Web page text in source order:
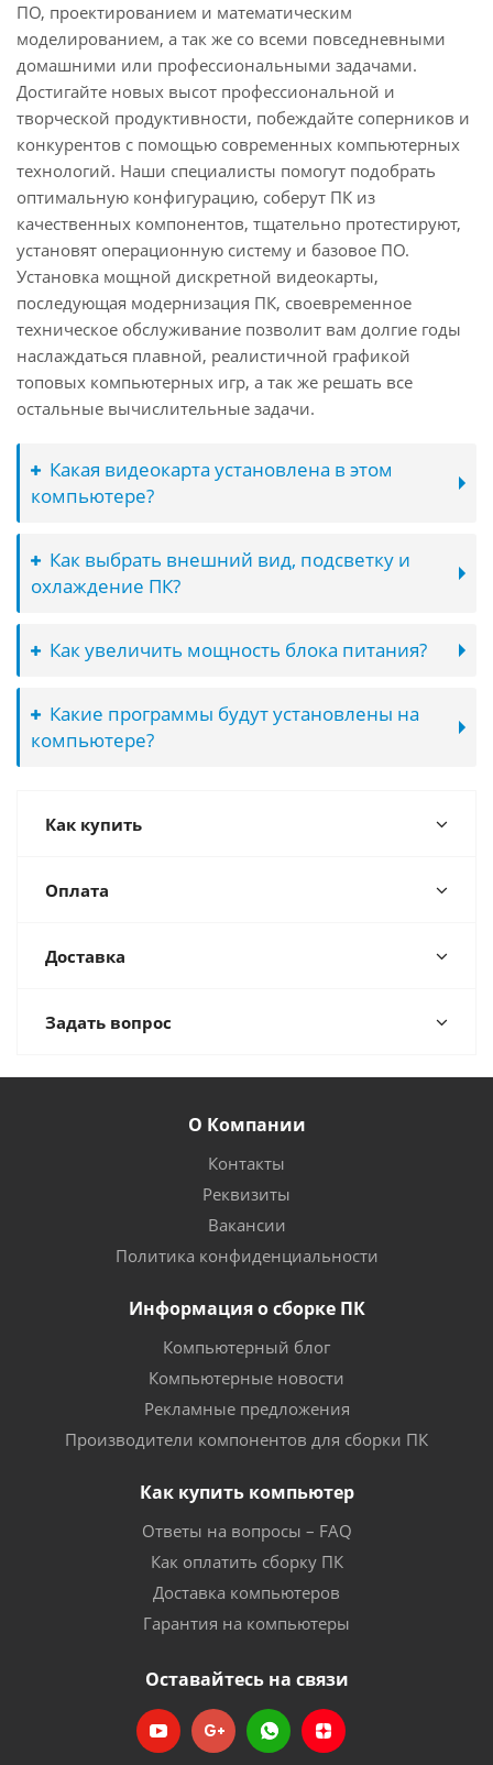
ПО, проектированием и математическим
моделированием, а так же со всеми повседневными
домашними или профессиональными задачами.
Достигайте новых высот профессиональной и
творческой продуктивности, побеждайте соперников и
конкурентов с помощью современных компьютерных
технологий. Наши специалисты помогут подобрать
оптимальную конфигурацию, соберут ПК из
качественных компонентов, тщательно протестируют,
установят операционную систему и базовое ПО.
Установка мощной дискретной видеокарты,
последующая модернизация ПК, своевременное
техническое обслуживание позволит вам долгие годы
наслаждаться плавной, реалистичной графикой
топовых компьютерных игр, а так же решать все
остальные вычислительные задачи.
Какая видеокарта установлена в этом
компьютере?
Как выбрать внешний вид, подсветку и
охлаждение ПК?
Как увеличить мощность блока питания?
Какие программы будут установлены на
компьютере?
Как купить
Оплата
Доставка
Задать вопрос
О Компании
Контакты
Реквизиты
Вакансии
Политика конфиденциальности
Информация о сборке ПК
Компьютерный блог
Компьютерные новости
Рекламные предложения
Производители компонентов для сборки ПК
Как купить компьютер
Ответы на вопросы – FAQ
Как оплатить сборку ПК
Доставка компьютеров
Гарантия на компьютеры
Оставайтесь на связи